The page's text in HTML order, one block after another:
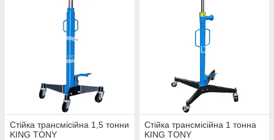
Стійка трансмісійна 1,5 тонни
KING TONY
Стійка трансмісійна 1 тонна
KING TONY